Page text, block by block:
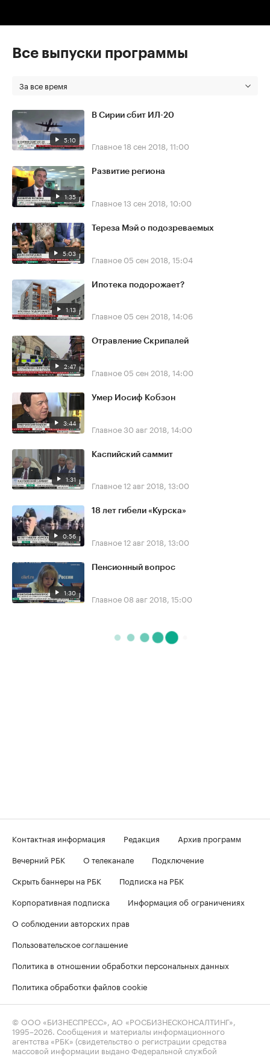
Все выпуски программы
За все время
5:10
В Сирии сбит ИЛ-20
Главное18 сен 2018, 11:00
1:35
Развитие региона
Главное13 сен 2018, 10:00
5:03
Тереза Мэй о подозреваемых
Главное 05 сен 2018, 15:04
1:13
Ипотека подорожает?
Главное 05 сен 2018, 14:06
2:47
Отравление Скрипалей
Главное 05 сен 2018, 14:00
3:44
Умер Иосиф Кобзон
Главное30 авг 2018, 14:00
1:31
Каспийский саммит
Главное12 авг 2018, 13:00
0:56
18 лет гибели «Курска»
Главное12 авг 2018, 13:00
1:30
Пенсионный вопрос
Главное 08 авг 2018, 15:00
Контактная информация Редакция
Архив программ
Вечерний РБК
О телеканале
Подключение
Скрыть баннеры на РБК
Подписка на РБК
Корпоративная подписка
Информация об ограничениях
О соблюдении авторских прав
Пользовательское соглашение
Политика в отношении обработки персональных данных
Политика обработки файлов cookie
© ООО «БИЗНЕСПРЕСС», АО «РОСБИЗНЕСКОНСАЛТИНГ»,
1995–2026 . Сообщения и материалы информационного
агентства «РБК» (свидетельство о регистрации средства
массовой информации выдано Федеральной службой